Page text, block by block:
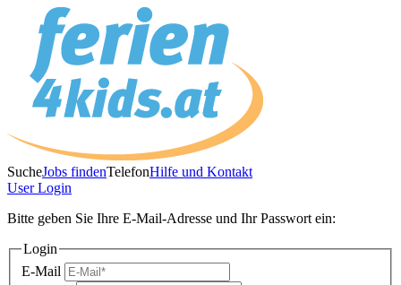
SucheJobs findenTelefonHilfe und Kontakt
UserLogin
Bitte geben Sie Ihre E-Mail-Adresse und Ihr Passwort ein:
Login
E-Mail